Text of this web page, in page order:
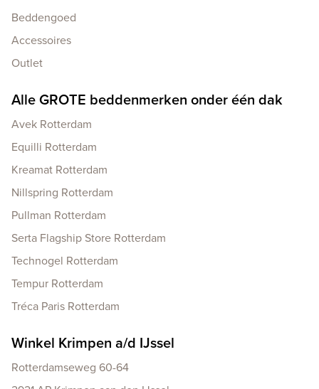
Beddengoed
Accessoires
Outlet
Alle GROTE beddenmerken onder één dak
Avek Rotterdam
Equilli Rotterdam
Kreamat Rotterdam
Nillspring Rotterdam
Pullman Rotterdam
Serta Flagship Store Rotterdam
Technogel Rotterdam
Tempur Rotterdam
Tréca Paris Rotterdam
Winkel Krimpen a/d IJssel
Rotterdamseweg 60-64